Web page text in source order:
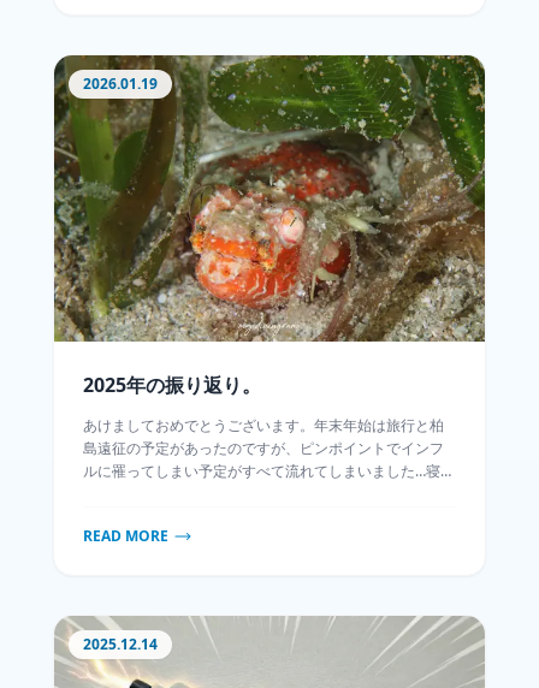
2026.01.19
2025年の振り返り。
あけましておめでとうございます。年末年始は旅行と柏
島遠征の予定があったのですが、ピンポイントでインフ
ルに罹ってしまい予定がすべて流れてしまいました…寝て
年のダイビングを振り返っていきたいと思います！てか
READ MORE
2025.12.14